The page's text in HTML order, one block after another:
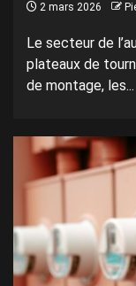
2 mars 2026
Le secteur de
plateaux de
de montage, les...